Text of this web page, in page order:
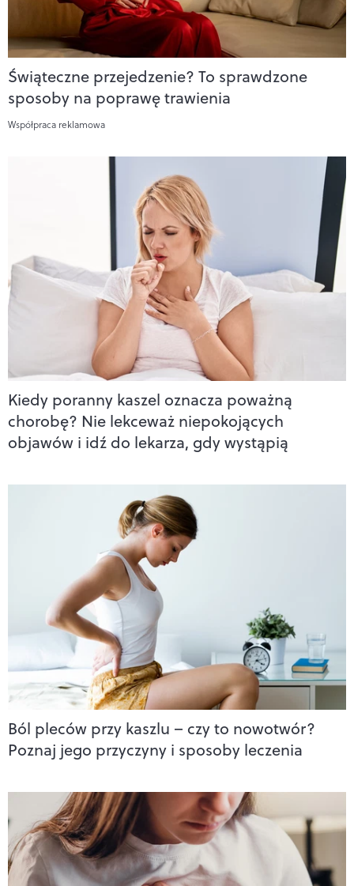
Świąteczne przejedzenie? To sprawdzone
sposoby na poprawę trawienia
Współpraca reklamowa
Kiedy poranny kaszel oznacza poważną
chorobę? Nie lekceważ niepokojących
objawów i idź do lekarza, gdy wystąpią
Ból pleców przy kaszlu – czy to nowotwór?
Poznaj jego przyczyny i sposoby leczenia